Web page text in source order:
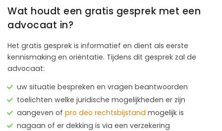
Wat houdt een gratis gesprek met een
advocaat in?
Het gratis gesprek is informatief en dient als eerste
kennismaking en oriëntatie. Tijdens dit gesprek zal de
advocaat:
uw situatie bespreken en vragen beantwoorden
toelichten welke juridische mogelijkheden er zijn
aangeven of pro deo rechtsbijstand mogelijk is
nagaan of er dekking is via een verzekering